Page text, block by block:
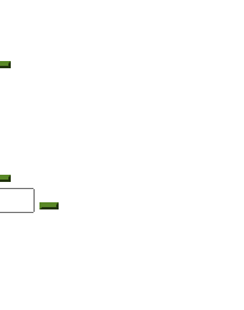
Suche
Suche
Suche